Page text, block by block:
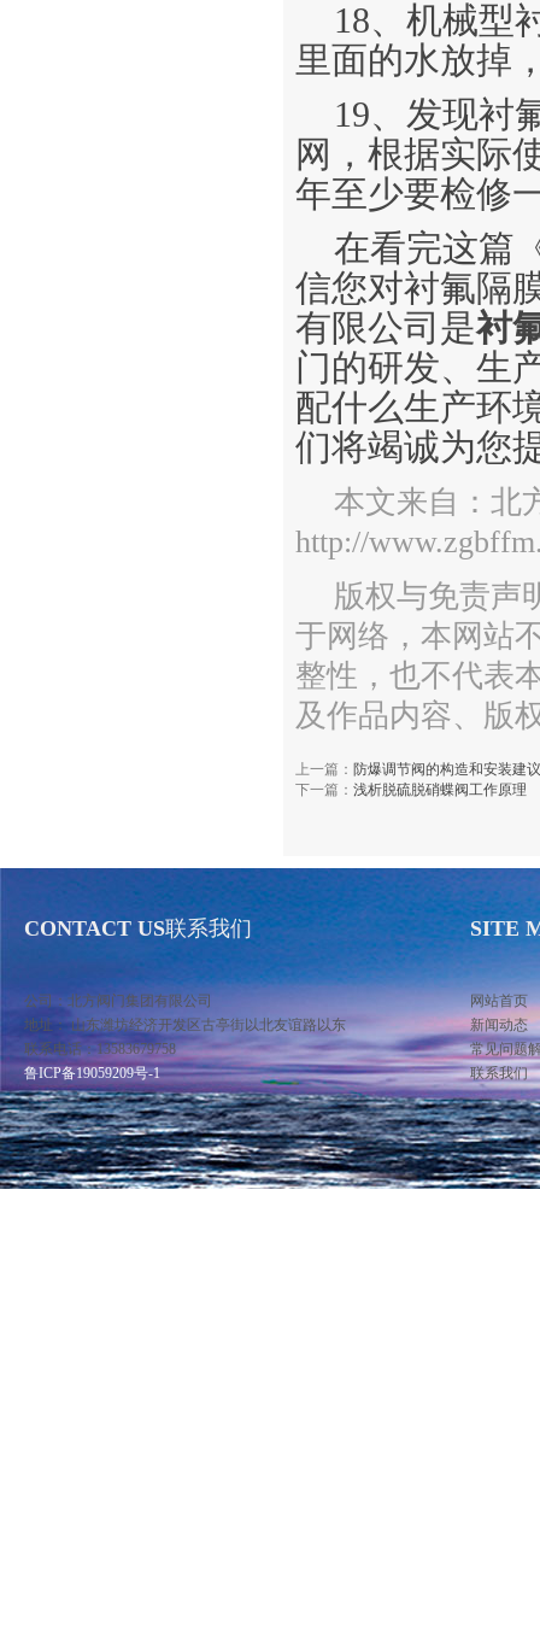
18、机械型
里面的水放掉
19、发现衬
网，根据实际
年至少要检修
在看完这篇
信您对衬氟隔
有限公司是衬
门的研发、生
配什么生产环
们将竭诚为您
本文来自：北
http://
版权与免责声
于网络，本网站
整性，也不代表
及作品内容、版
上一篇： 防爆调节阀的构造和安装建议
下一篇： 浅析脱硫脱硝蝶阀工作原理
CONTACT US联系我们
公司：北方阀门集团有限公司
地址： 山东潍坊经济开发区古亭街以北友谊路以东
联系电话：13583679758
鲁ICP备19059209号-1
SITE
网站首页
新闻动态
常见问题
联系我们